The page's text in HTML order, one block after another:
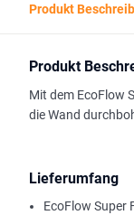
Produkt
Produkt
Mit dem EcoFlow
die Wand
Lieferumfang
EcoFlow Super